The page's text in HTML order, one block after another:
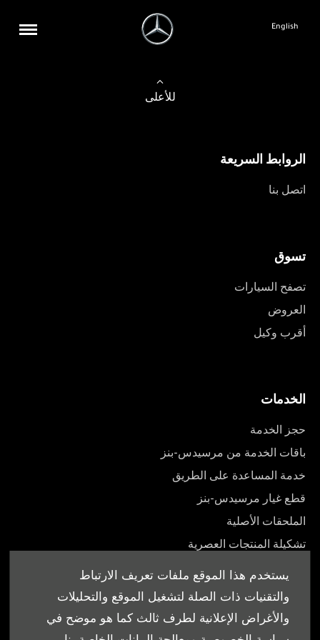
يستخدم هذا الموقع ملفات تعريف الارتباط
والتقنيات ذات الصلة لتشغيل الموقع والتحليلات
والأغراض الإعلانية لطرف ثالث كما هو موضح في
English
للأعلى
الروابط السريعة
اتصل بنا
تسوق
تصفح السيارات
العروض
أقرب وكيل
الخدمات
حجز الخدمة
باقات الخدمة من مرسيدس-بنز
خدمة المساعدة على الطريق
قطع غيار مرسيدس-بنز
الملحقات الأصلية
تشكيلة المنتجات العصرية